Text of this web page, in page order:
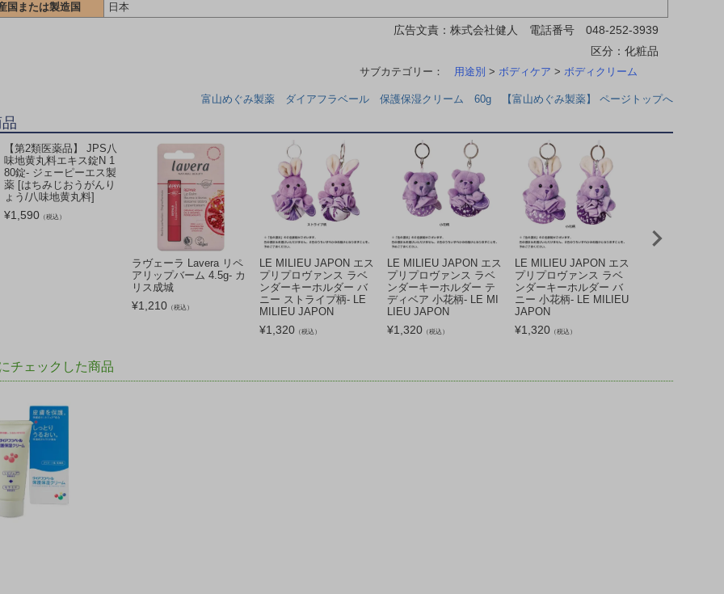
国または製造国
日本
広告文責：株式会社健人 電話番号 048-252-3939
区分：化粧品
サブカテゴリー： 用途別 > ボディケア > ボディクリーム
富山めぐみ製薬 ダイアフラベール 保護保湿クリーム 60g 【富山めぐみ製薬】 ページトップへ
【第2類医薬品】 JPS八
味地黄丸料エキス錠N 1
80錠- ジェーピーエス製
薬 [はちみじおうがんり
ょう/八味地黄丸料]
¥1,590 （税込）
ラヴェーラ Lavera リペ
アリップバーム 4.5g- カ
リス成城
¥1,210 （税込）
LE MILIEU JAPON エス
プリプロヴァンス ラベ
ンダーキーホルダー バ
ニー ストライプ柄- LE
MILIEU JAPON
¥1,320 （税込）
LE MILIEU JAPON エス
プリプロヴァンス ラベ
ンダーキーホルダー テ
ディベア 小花柄- LE MI
LIEU JAPON
¥1,320 （税込）
LE MILIEU JAPON エス
プリプロヴァンス ラベ
ンダーキーホルダー バ
ニー 小花柄- LE MILIEU
JAPON
¥1,320 （税込）
チェックした商品